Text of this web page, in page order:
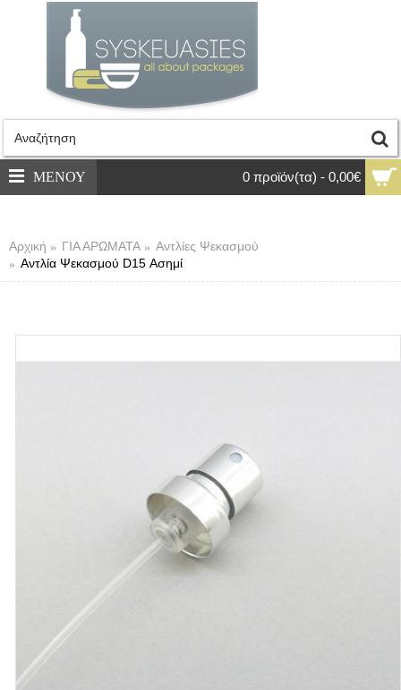
0 προϊόν(τα) - 0,00€
ΜΕΝΟΥ
Αρχική ΓΙΑ ΑΡΩΜΑΤΑ
Αντλίες Ψεκασμού
Αντλία Ψεκασμού D15 Ασημί